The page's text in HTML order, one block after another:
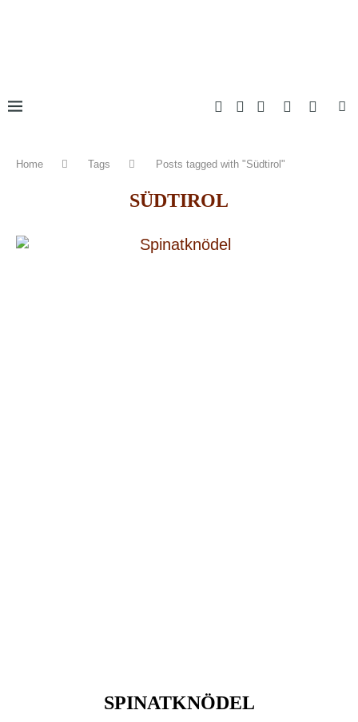
Home Tags Posts tagged with "Südtirol"
SÜDTIROL
SPINATKNÖDEL